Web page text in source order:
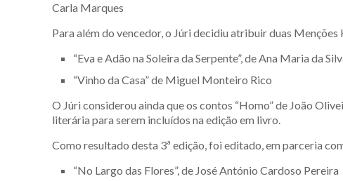
Carla Marques
Para além do vencedor, o Júri decidiu atribuir duas Menções
“Eva e Adão na Soleira da Serpente”, de Ana Maria da
“Vinho da Casa” de Miguel Monteiro Rico
O Júri considerou ainda que os contos “Homo” de João
literária para serem incluídos na edição em livro.
Como resultado desta 3ª edição, foi editado, em parceria
“No Largo das Flores”, de José António Cardoso Pereira